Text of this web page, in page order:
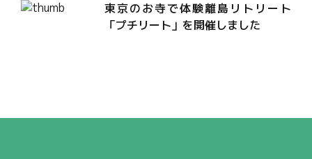
東京のお寺で体験離島リトリート
「プチリート」を開催しました